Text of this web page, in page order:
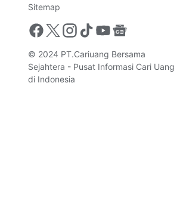
Sitemap
© 2024 PT.Cariuang Bersama
Sejahtera - Pusat Informasi Cari Uang
di Indonesia